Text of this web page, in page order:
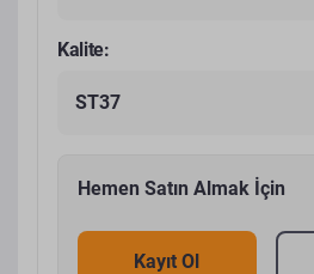
Kalite:
ST37
Hemen Satın Almak İçin
Kayıt Ol